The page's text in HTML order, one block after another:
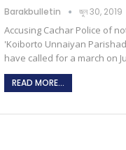
Barakbulletin জুন 30, 2019
Accusing Cachar Police of
'Koiborto Unnaiyan
have called for a march on
READ MORE...